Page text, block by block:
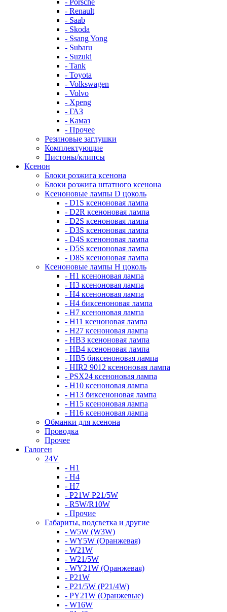
- Porsche
- Renault
- Saab
- Skoda
- Ssang Yong
- Subaru
- Suzuki
- Tank
- Toyota
- Volkswagen
- Volvo
- Xpeng
- ГАЗ
- Камаз
- Прочее
Резиновые заглушки
Комплектующие
Пистоны/клипсы
Ксенон
Блоки розжига ксенона
Блоки розжига штатного ксенона
Ксеноновые лампы D цоколь
- D1S ксеноновая лампа
- D2R ксеноновая лампа
- D2S ксеноновая лампа
- D3S ксеноновая лампа
- D4S ксеноновая лампа
- D5S ксеноновая лампа
- D8S ксеноновая лампа
Ксеноновые лампы Н цоколь
- H1 ксеноновая лампа
- H3 ксеноновая лампа
- H4 ксеноновая лампа
- H4 биксеноновая лампа
- H7 ксеноновая лампа
- H11 ксеноновая лампа
- H27 ксеноновая лампа
- HB3 ксеноновая лампа
- HB4 ксеноновая лампа
- HB5 биксеноновая лампа
- HIR2 9012 ксеноновая лампа
- PSX24 ксеноновая лампа
- H10 ксеноновая лампа
- H13 биксеноновая лампа
- H15 ксеноновая лампа
- H16 ксеноновая лампа
Обманки для ксенона
Проводка
Прочее
Галоген
24V
- H1
- H4
- H7
- P21W P21/5W
- R5W/R10W
- Прочие
Габариты, подсветка и другие
- W5W (W3W)
- WY5W (Оранжевая)
- W21W
- W21/5W
- WY21W (Оранжевая)
- P21W
- P21/5W (P21/4W)
- PY21W (Оранжевые)
- W16W